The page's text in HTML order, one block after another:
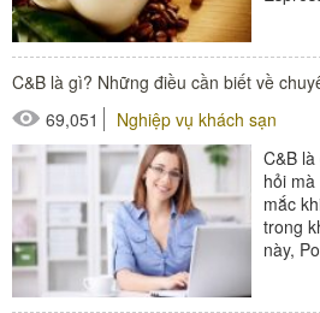
C&B là gì? Những điều cần biết về
69,051
Nghiệp vụ khách sạn
C&B
hỏi
mắc
trong
này,